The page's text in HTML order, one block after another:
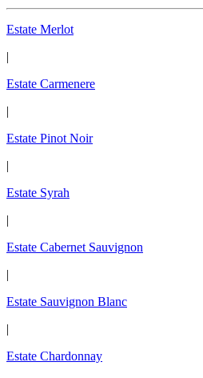
Estate Merlot
|
Estate Carmenere
|
Estate Pinot Noir
|
Estate Syrah
|
Estate Cabernet Sauvignon
|
Estate Sauvignon Blanc
|
Estate Chardonnay